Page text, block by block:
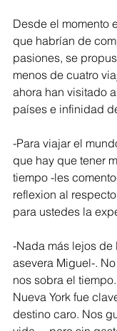
Desde el momento
que habrían de
pasiones, se
menos de cuatro
ahora han visitado
países e infinidad
-Para viajar el
que hay que tener
tiempo -les
reflexion al
para ustedes la
-Nada más lejos de
asevera Miguel-.
nos sobra el
Nueva York fue
destino caro. Nos